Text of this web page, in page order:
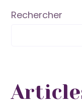
Rechercher